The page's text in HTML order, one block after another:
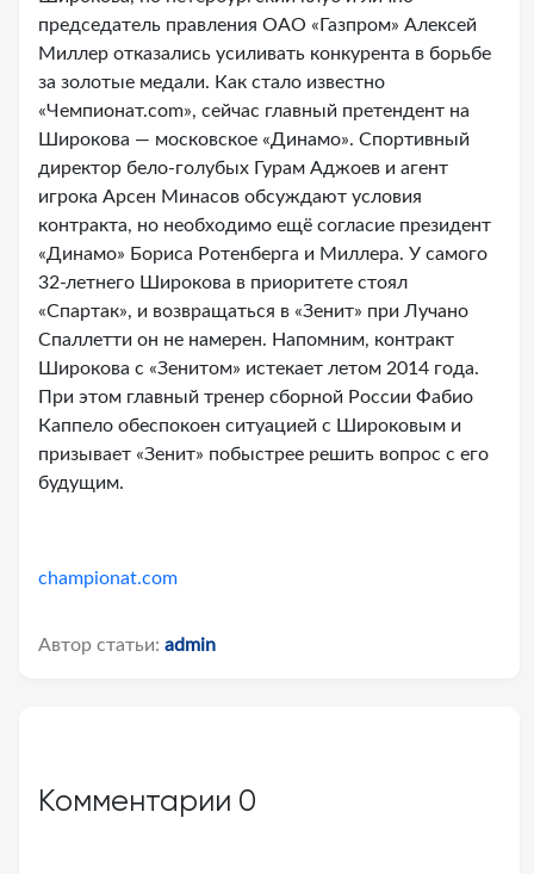
председатель правления ОАО «Газпром» Алексей
Миллер отказались усиливать конкурента в борьбе
за золотые медали. Как стало известно
«Чемпионат.com», сейчас главный претендент на
Широкова — московское «Динамо». Спортивный
директор бело-голубых Гурам Аджоев и агент
игрока Арсен Минасов обсуждают условия
контракта, но необходимо ещё согласие президент
«Динамо» Бориса Ротенберга и Миллера. У самого
32-летнего Широкова в приоритете стоял
«Спартак», и возвращаться в «Зенит» при Лучано
Спаллетти он не намерен. Напомним, контракт
Широкова с «Зенитом» истекает летом 2014 года.
При этом главный тренер сборной России Фабио
Каппело обеспокоен ситуацией с Широковым и
призывает «Зенит» побыстрее решить вопрос с его
будущим.
championat.com
Автор статьи: admin
Комментарии 0